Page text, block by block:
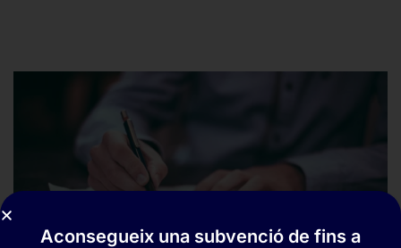
Aconsegueix una subvenció de fins a